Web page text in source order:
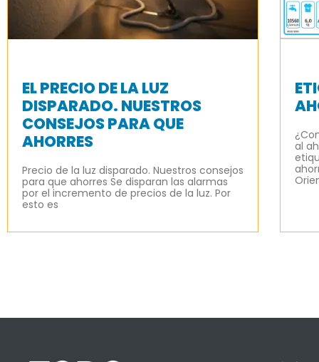
EL PRECIO DE LA LUZ
DISPARADO. NUESTROS
CONSEJOS PARA QUE
AHORRES
Precio de la luz disparado. Nuestros consejos
para que ahorres Se disparan las alarmas
por el incremento de precios de la luz. Por
esto es
al